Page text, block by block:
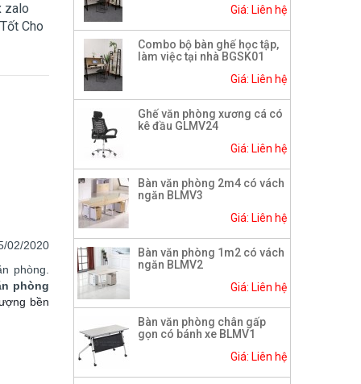
zalo
Cho
/02/2020
phòng.
phòng
bền
Giá: Liên hệ
Combo bộ bàn ghế học tập,
làm việc tại nhà BGSK01
Giá: Liên hệ
Ghế văn phòng xương cá có
kê đầu GLMV24
Giá: Liên hệ
Bàn văn phòng 2m4 có vách
ngăn BLMV3
Giá: Liên hệ
Bàn văn phòng 1m2 có vách
ngăn BLMV2
Giá: Liên hệ
Bàn văn phòng chân gấp
gọn có bánh xe BLMV1
Giá: Liên hệ